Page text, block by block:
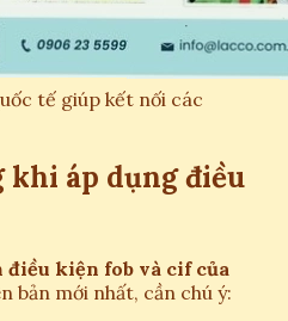
tế giúp kết nối các
áp dụng điều
điều kiện fob và cif của
bản mới nhất, cần chú ý: